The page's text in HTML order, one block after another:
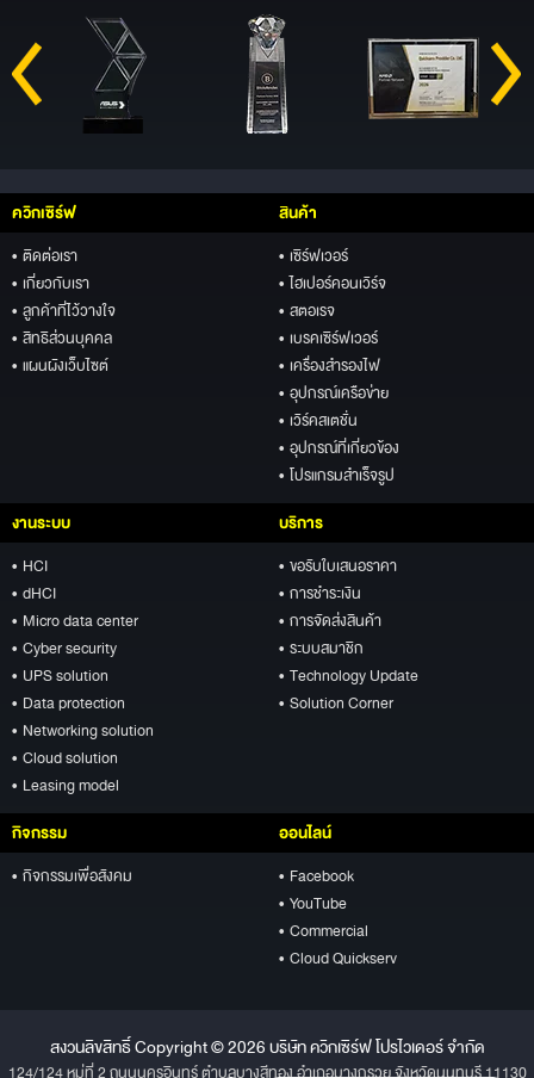
ควิกเซิร์ฟ
• ติดต่อเรา
• เกี่ยวกับเรา
• ลูกค้าที่ไว้วางใจ
• สิทธิส่วนบุคคล
• แผนผังเว็บไซต์
สินค้า
• เซิร์ฟเวอร์
• ไฮเปอร์คอนเวิร์จ
• สตอเรจ
• เบรคเซิร์ฟเวอร์
• เครื่องสำรองไฟ
• อุปกรณ์เครือข่าย
• เวิร์คสเตชั่น
• อุปกรณ์ที่เกี่ยวข้อง
• โปรแกรมสำเร็จรูป
งานระบบ
• HCI
• dHCI
• Micro data center
• Cyber security
• UPS solution
• Data protection
• Networking solution
• Cloud solution
• Leasing model
บริการ
• ขอรับใบเสนอราคา
• การชำระเงิน
• การจัดส่งสินค้า
• ระบบสมาชิก
• Technology Update
• Solution Corner
กิจกรรม
• กิจกรรมเพื่อสังคม
ออนไลน์
• Facebook
• YouTube
• Commercial
• Cloud Quickserv
สงวนลิขสิทธิ์ Copyright © 2026 บริษัท ควิกเซิร์ฟ โปรไวเดอร์ จำกัด
124/124 หมู่ที่ 2 ถนนนครอินทร์ ตำบลบางสีทอง อำเภอบางกรวย จังหวัดนนทบุรี 11130